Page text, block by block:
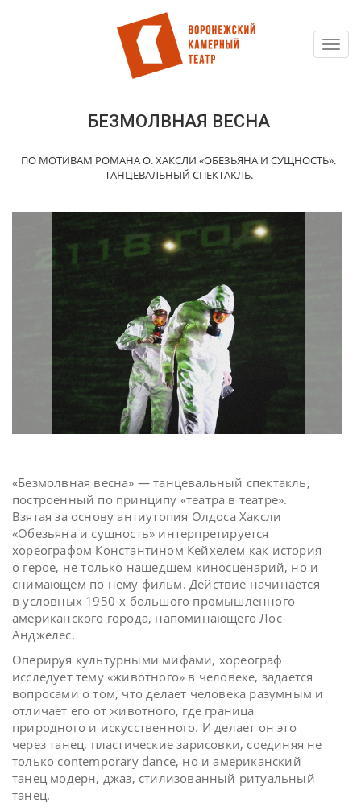
БЕЗМОЛВНАЯ ВЕСНА
ПО МОТИВАМ РОМАНА О. ХАКСЛИ «ОБЕЗЬЯНА И СУЩНОСТЬ».
ТАНЦЕВАЛЬНЫЙ СПЕКТАКЛЬ.
«Безмолвная весна» — танцевальный спектакль,
построенный по принципу «театра в театре».
Взятая за основу антиутопия Олдоса Хаксли
«Обезьяна и сущность» интерпретируется
хореографом Константином Кейхелем как история
о герое, не только нашедшем киносценарий, но и
снимающем по нему фильм. Действие начинается
в условных 1950-х большого промышленного
американского города, напоминающего Лос-
Анджелес.
Оперируя культурными мифами, хореограф
исследует тему «животного» в человеке, задается
вопросами о том, что делает человека разумным и
отличает его от животного, где граница
природного и искусственного. И делает он это
через танец, пластические зарисовки, соединяя не
только contemporary dance, но и американский
танец модерн, джаз, стилизованный ритуальный
танец.